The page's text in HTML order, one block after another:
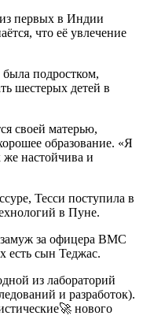
первых в Индии
что её увлечение
была подростком,
шестерых детей в
своей матерью,
образование. «Я
настойчива и
Тесси поступила в
в Пуне.
за офицера ВМС
есть сын Теджас.
из лабораторий
и разработок).
нового